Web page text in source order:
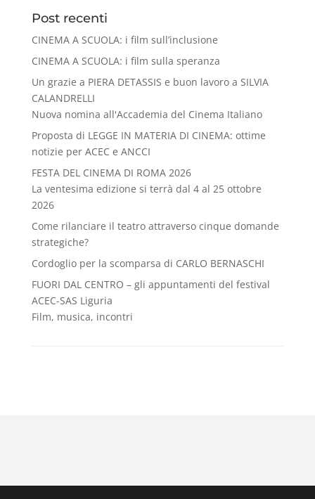
Post recenti
CINEMA A SCUOLA: i film sull’inclusione
CINEMA A SCUOLA: i film sulla speranza
Un grazie a PIERA DETASSIS e buon lavoro a SILVIA
CALANDRELLI
Nuova nomina all'Accademia del Cinema Italiano
Proposta di LEGGE IN MATERIA DI CINEMA: ottime
notizie per ACEC e ANCCI
FESTA DEL CINEMA DI ROMA 2026
La ventesima edizione si terrà dal 4 al 25 ottobre
2026
Come rilanciare il teatro attraverso cinque domande
strategiche?
Cordoglio per la scomparsa di CARLO BERNASCHI
FUORI DAL CENTRO – gli appuntamenti del festival
ACEC-SAS Liguria
Film, musica, incontri